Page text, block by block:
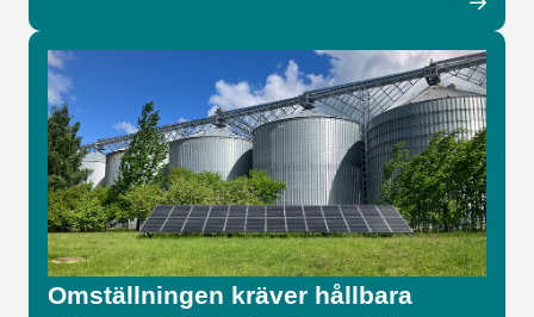
Omställningen kräver hållbara